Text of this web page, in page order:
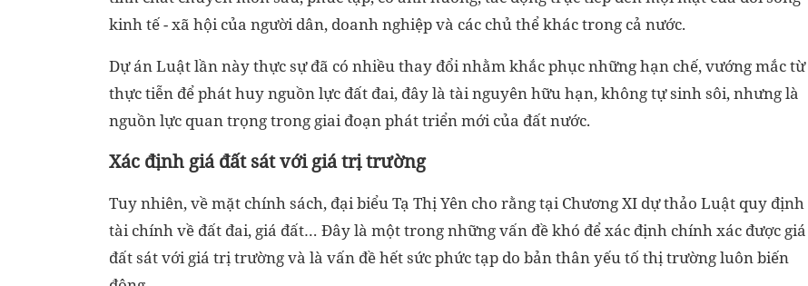
kinh tế - xã hội của người dân, doanh nghiệp và các chủ thể khác trong cả nước.
Dự án Luật lần này thực sự đã có nhiều thay đổi nhằm khắc phục những hạn chế, vướng mắc từ
thực tiễn để phát huy nguồn lực đất đai, đây là tài nguyên hữu hạn, không tự sinh sôi, nhưng là
nguồn lực quan trọng trong giai đoạn phát triển mới của đất nước.
Xác định giá đất sát với giá trị trường
Tuy nhiên, về mặt chính sách, đại biểu Tạ Thị Yên cho rằng tại Chương XI dự thảo Luật quy định
tài chính về đất đai, giá đất… Đây là một trong những vấn đề khó để xác định chính xác được giá
đất sát với giá trị trường và là vấn đề hết sức phức tạp do bản thân yếu tố thị trường luôn biến